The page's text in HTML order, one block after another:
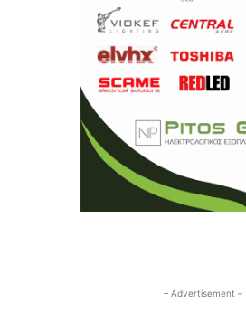
– Advertisement –